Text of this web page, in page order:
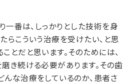
一番は、しっかりとした技術を身
らこういう治療を受けたい、と思
とだと思います。そのためには、
き続ける必要があります。その歯
な治療をしているのか、患者さ